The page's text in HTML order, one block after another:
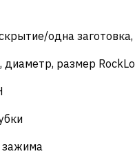
одна
диаметр, размер